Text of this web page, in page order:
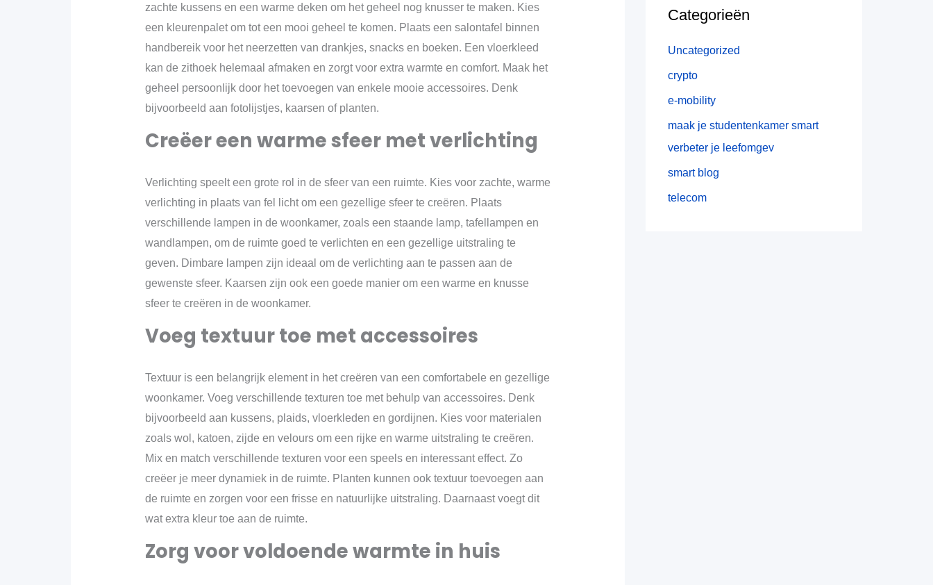
zachte kussens en een warme deken om het geheel nog knusser te maken. Kies
een kleurenpalet om tot een mooi geheel te komen. Plaats een salontafel binnen
handbereik voor het neerzetten van drankjes, snacks en boeken. Een vloerkleed
kan de zithoek helemaal afmaken en zorgt voor extra warmte en comfort. Maak het
geheel persoonlijk door het toevoegen van enkele mooie accessoires. Denk
bijvoorbeeld aan fotolijstjes, kaarsen of planten.
Creëer een warme sfeer met verlichting
Verlichting speelt een grote rol in de sfeer van een ruimte. Kies voor zachte, warme
verlichting in plaats van fel licht om een gezellige sfeer te creëren. Plaats
verschillende lampen in de woonkamer, zoals een staande lamp, tafellampen en
wandlampen, om de ruimte goed te verlichten en een gezellige uitstraling te
geven. Dimbare lampen zijn ideaal om de verlichting aan te passen aan de
gewenste sfeer. Kaarsen zijn ook een goede manier om een warme en knusse
sfeer te creëren in de woonkamer.
Voeg textuur toe met accessoires
Textuur is een belangrijk element in het creëren van een comfortabele en gezellige
woonkamer. Voeg verschillende texturen toe met behulp van accessoires. Denk
bijvoorbeeld aan kussens, plaids, vloerkleden en gordijnen. Kies voor materialen
zoals wol, katoen, zijde en velours om een rijke en warme uitstraling te creëren.
Mix en match verschillende texturen voor een speels en interessant effect. Zo
creëer je meer dynamiek in de ruimte. Planten kunnen ook textuur toevoegen aan
de ruimte en zorgen voor een frisse en natuurlijke uitstraling. Daarnaast voegt dit
wat extra kleur toe aan de ruimte.
Zorg voor voldoende warmte in huis
Categorieën
Uncategorized
crypto
e-mobility
maak je studentenkamer smart
verbeter je leefomgev
smart blog
telecom